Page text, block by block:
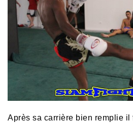
Après sa carrière bien remplie il